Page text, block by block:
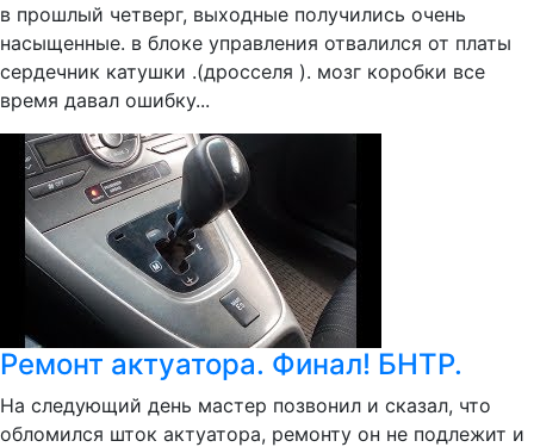
в прошлый четверг, выходные получились очень
насыщенные. в блоке управления отвалился от платы
сердечник катушки .(дросселя ). мозг коробки все
время давал ошибку...
Ремонт актуатора. Финал! БНТР.
На следующий день мастер позвонил и сказал, что
обломился шток актуатора, ремонту он не подлежит и